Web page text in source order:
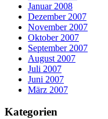
Januar 2008
Dezember 2007
November 2007
Oktober 2007
September 2007
August 2007
Juli 2007
Juni 2007
März 2007
Kategorien